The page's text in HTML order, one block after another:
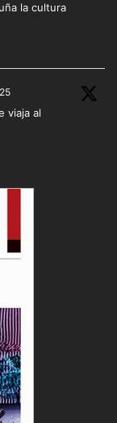
la cultura
viaja al